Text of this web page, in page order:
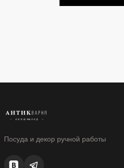
Посуда и декор ручной работы